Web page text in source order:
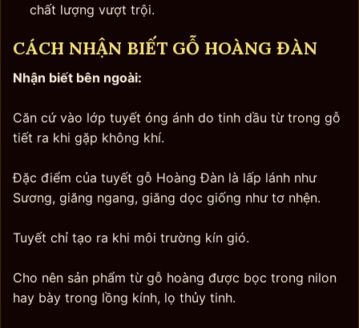
chất lượng vượt trội.
CÁCH NHẬN BIẾT GỖ HOÀNG ĐÀN
Nhận biết bên ngoài:
Căn cứ vào lớp tuyết óng ánh do tinh dầu từ trong gỗ
tiết ra khi gặp không khí.
Đặc điểm của tuyết gỗ Hoàng Đàn là lấp lánh như
Sương, giăng ngang, giăng dọc giống như tơ nhện.
Tuyết chỉ tạo ra khi môi trường kín gió.
Cho nên sản phẩm từ gỗ hoàng được bọc trong nilon
hay bày trong lồng kính, lọ thủy tinh.